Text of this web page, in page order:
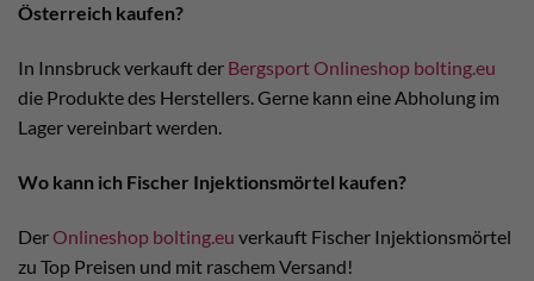
Österreich kaufen?
In Innsbruck verkauft der Bergsport Onlineshop bolting.eu
die Produkte des Herstellers. Gerne kann eine Abholung im
Lager vereinbart werden.
Wo kann ich Fischer Injektionsmörtel kaufen?
Der Onlineshop bolting.eu verkauft Fischer Injektionsmörtel
zu Top Preisen und mit raschem Versand!